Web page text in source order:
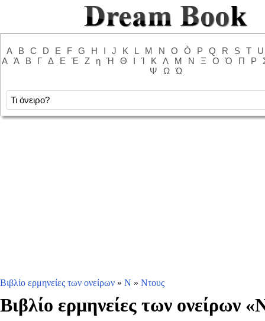
A B C D E F G H I J K L M N O Ò P Q R S T
U
Α Ά Β Γ Δ Ε Έ Ζ η Ή Θ Ι Ί Κ Λ Μ Ν Ξ Ο Ό Π Ρ
Ψ
Ω Ώ
Βιβλίο ερμηνείες των ονείρων » Ν » Ντους
Βιβλίο ερμηνείες των ονείρων «